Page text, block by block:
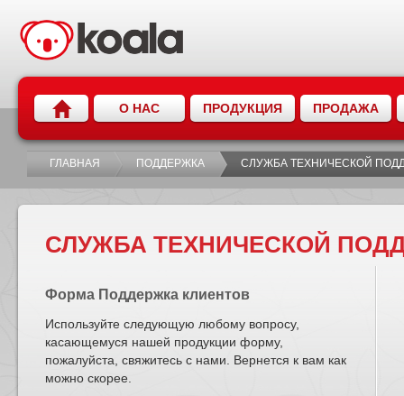
О НАС ПРОДУКЦИЯ ПРОДАЖА
ГЛАВНАЯ ПОДДЕРЖКА СЛУЖБА ТЕХНИЧЕСКОЙ
СЛУЖБА ТЕХНИЧЕСКОЙ
Форма Поддержка клиентов
Используйте следующую любому вопросу,
касающемуся нашей продукции форму,
пожалуйста, свяжитесь с нами. Вернется к вам как
можно скорее.